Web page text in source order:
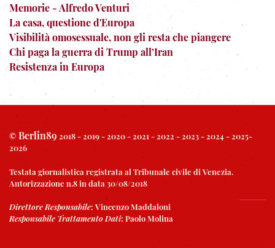
Memorie - Alfredo Venturi
La casa, questione d'Europa
Visibilità omosessuale, non gli resta che piangere
Chi paga la guerra di Trump all’Iran
Resistenza in Europa
© Berlin89 2018 - 2019 - 2020 - 2021 - 2022 - 2023 - 2024 - 2025-
2026
Testata giornalistica registrata al Tribunale civile di Venezia.
Autorizzazione n.8 in data 30/08/2018
Direttore Responsabile: Vincenzo Maddaloni
Responsabile Trattamento Dati: Paolo Molina